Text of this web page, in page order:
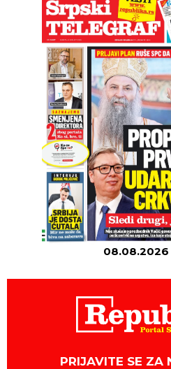
08.08.2026
PRIJAVITE SE ZA